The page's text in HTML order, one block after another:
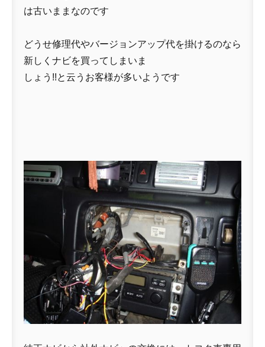
は古いままなのです
どうせ修理代やバージョンアップ代を掛けるのなら
新しくナビを買ってしまいま
しょう!!と云うお客様が多いようです